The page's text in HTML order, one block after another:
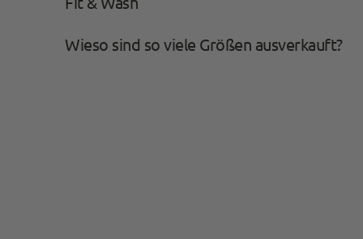
Wieso sind so viele Größen ausverkauft?